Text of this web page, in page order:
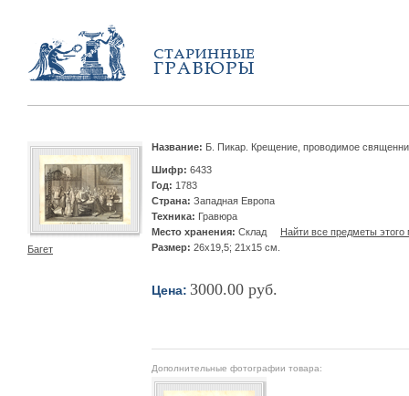
Багет
Название: Б. Пикар. Крещение, проводимое
Шифр: 6433
Год: 1783
Страна: Западная Европа
Техника: Гравюра
Место хранения: Склад Найти все предметы этого
Размер: 26х19,5; 21х15 см.
Цена: 3000.00 руб.
Дополнительные фотографии товара: